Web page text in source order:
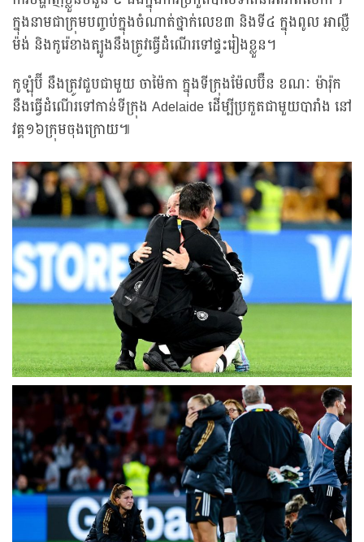
ក្នុងនាមជាក្រុមបញ្ចប់ក្នុងចំណាត់ថ្នាក់លេខ៣ និងទី៤ ក្នុងពូល អាល្លឺ
ម៉ង់ និងកូរ៉េខាងត្បូងនឹងត្រូវធ្វើដំណើរទៅផ្ទះរៀងខ្លួន។
កូឡុំប៊ី នឹងត្រូវជួបជាមួយ ចាម៉ៃកា ក្នុងទីក្រុងម៉ែលប៊ឺន ខណៈ ម៉ារ៉ុក
នឹងធ្វើដំណើរទៅកាន់ទីក្រុង Adelaide ដើម្បីប្រកួតជាមួយបារាំង នៅ
វគ្គ១៦ក្រុមចុងក្រោយ៕